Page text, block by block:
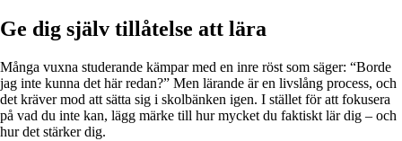
Ge dig själv tillåtelse att lära
Många vuxna studerande kämpar med en inre röst som säger: “Borde
jag inte kunna det här redan?” Men lärande är en livslång process, och
det kräver mod att sätta sig i skolbänken igen. I stället för att fokusera
på vad du inte kan, lägg märke till hur mycket du faktiskt lär dig – och
hur det stärker dig.